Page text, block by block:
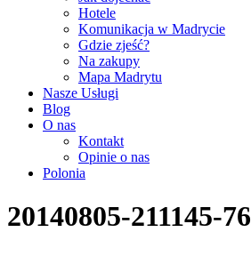
Hotele
Komunikacja w Madrycie
Gdzie zjeść?
Na zakupy
Mapa Madrytu
Nasze Usługi
Blog
O nas
Kontakt
Opinie o nas
Polonia
20140805-211145-